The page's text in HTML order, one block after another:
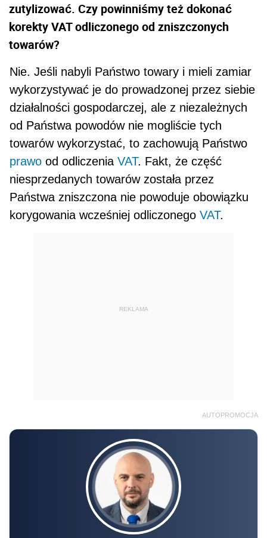
zutylizować. Czy powinniśmy też dokonać
korekty VAT odliczonego od zniszczonych
towarów?
Nie. Jeśli nabyli Państwo towary i mieli zamiar
wykorzystywać je do prowadzonej przez siebie
działal­ności gospodarczej, ale z niezależnych
od Państwa powodów nie mogliście tych
towarów wykorzystać, to zachowują Państwo
prawo od odliczeniaVAT. Fakt, że część
niesprzedanych towarów została przez
Państwa zniszczona nie powoduje obowiązku
korygowania wcześniej odliczonegoVAT.
REKLAMA
AUTOPROMOCJA